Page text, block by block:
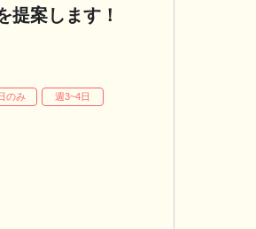
提案します！
のみ
週3~4日